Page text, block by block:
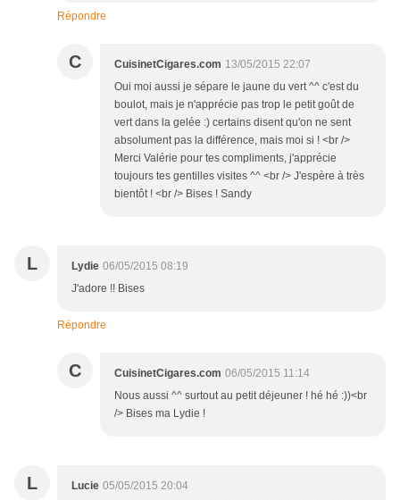
Répondre
C CuisinetCigares.com 13/05/2015 22:07
Oui moi aussi je sépare le jaune du vert ^^ c'est du
boulot, mais je n'apprécie pas trop le petit goût de
vert dans la gelée :) certains disent qu'on ne sent
absolument pas la différence, mais moi si ! <br />
Merci Valérie pour tes compliments, j'apprécie
toujours tes gentilles visites ^^ <br /> J'espère à très
bientôt ! <br /> Bises ! Sandy
L Lydie 06/05/2015 08:19
J'adore !! Bises
Répondre
C CuisinetCigares.com 06/05/2015 11:14
Nous aussi ^^ surtout au petit déjeuner ! hé hé :))<br
/> Bises ma Lydie !
L Lucie 05/05/2015 20:04